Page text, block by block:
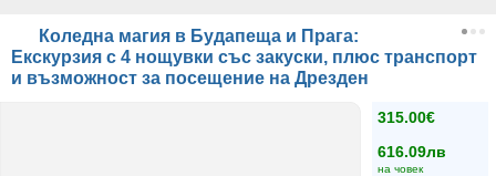
Коледна магия в Будапеща и Прага:
Екскурзия с 4 нощувки със закуски, плюс транспорт
и възможност за посещение на Дрезден
315.00€
616.09лв
на човек